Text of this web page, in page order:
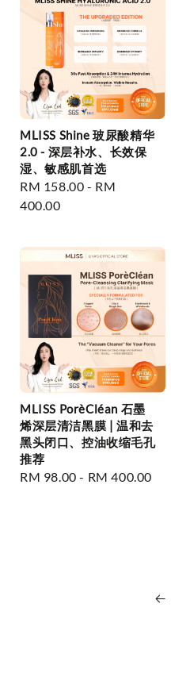
MLISS Shine 玻尿酸精华
2.0 - 深层补水、长效保
湿、敏感肌首选
Regular
price
RM 158.00 - RM
400.00
MLISS PorèCléan 石墨
烯深层清洁黑膜 | 温和去
黑头闭口、控油收缩毛孔
推荐
Regular
RM 98.00 - RM 400.00